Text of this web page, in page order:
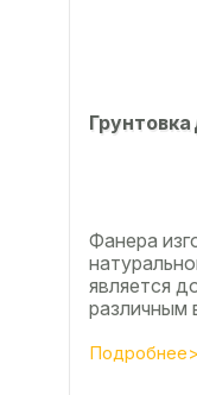
Фанера
является
различным